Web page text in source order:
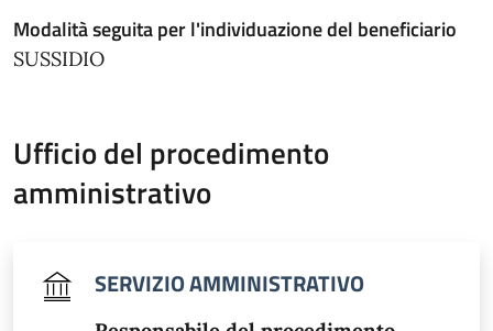
Modalità seguita per l'individuazione del beneficiario
SUSSIDIO
Ufficio del procedimento
amministrativo
SERVIZIO AMMINISTRATIVO